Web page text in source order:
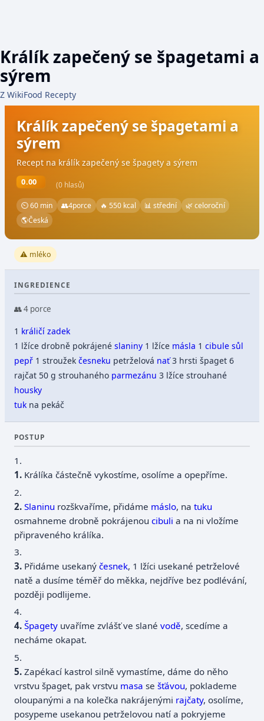
Králík zapečený se špagetami a
sýrem
Z WikiFood Recepty
Králík zapečený se špagetami a
sýrem
Recept na králík zapečený se špagety a sýrem
0.00 (0 hlasů)
⏲ 60 min 👥4porce 🔥 550 kcal 📊 střední
🌿 celoroční
🌎Česká
⚠️ mléko
INGREDIENCE
👥 4 porce
1 králičí zadek
1 lžíce drobně pokrájenéslaniny 1 lžíce másla 1cibule sůl
pepř 1 stroužekčesneku petrželová nať3 hrsti špaget 6
rajčat 50 g strouhaného parmezánu 3 lžíce strouhané
housky
tuk na pekáč
POSTUP
1.
Králíka částečně vykostíme, osolíme a opepříme.
2.
Slaninu rozškvaříme, přidáme máslo, natuku
osmahneme drobně pokrájenoucibuli a na ni vložíme
připraveného králíka.
3.
Přidáme usekanýčesnek, 1 lžíci usekané petrželové
natě a dusíme téměř do měkka, nejdříve bez podlévání,
později podlijeme.
4.
Špagety uvaříme zvlášť ve slanévodě, scedíme a
necháme okapat.
5.
Zapékací kastrol silně vymastíme, dáme do něho
vrstvu špaget, pak vrstvu masa sešťávou, poklademe
oloupanými a na kolečka nakrájenými rajčaty, osolíme,
posypeme usekanou petrželovou natí a pokryjeme